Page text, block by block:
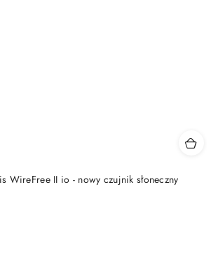
WireFree II io - nowy czujnik słoneczny